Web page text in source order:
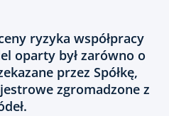
ryzyka współpracy
oparty był zarówno o
przez Spółkę,
zgromadzone z